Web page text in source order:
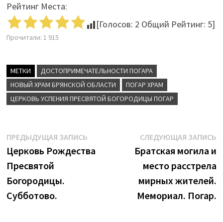
Рейтинг Места:
[Голосов: 2 Общий Рейтинг: 5]
Прочитали: 1 915
МЕТКИ
ДОСТОПРИМЕЧАТЕЛЬНОСТИ ПОГАРА
НОВЫЙ ХРАМ БРЯНСКОЙ ОБЛАСТИ
ПОГАР ХРАМ
ЦЕРКОВЬ УСПЕНИЯ ПРЕСВЯТОЙ БОГОРОДИЦЫ ПОГАР
Навигация
по
записям
ПРЕДЫДУЩАЯ ЗАПИСЬПредыдущая
запись:
Церковь Рождества
Пресвятой
Богородицы.
Субботово.
СЛЕДУЮЩАЯ ЗАПИСЬ
Братская могила и
место расстрела
мирных жителей.
Мемориал. Погар.